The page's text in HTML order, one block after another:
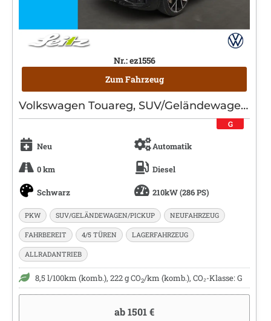
Nr.: ez1556
Zum Fahrzeug
Volkswagen Touareg, SUV/Geländewagen/Pickup, Diesel, Automatik, Schwarz
Neu Automatik
0 km Diesel
Schwarz 210kW (286 PS)
G
PKW SUV/GELÄNDEWAGEN/PICKUP NEUFAHRZEUG
FAHRBEREIT 4/5 TÜREN LAGERFAHRZEUG
ALLRADANTRIEB
8,5 l/100km (komb.), 222 g CO2/km (komb.), CO₂-Klasse: G
ab 1501 €